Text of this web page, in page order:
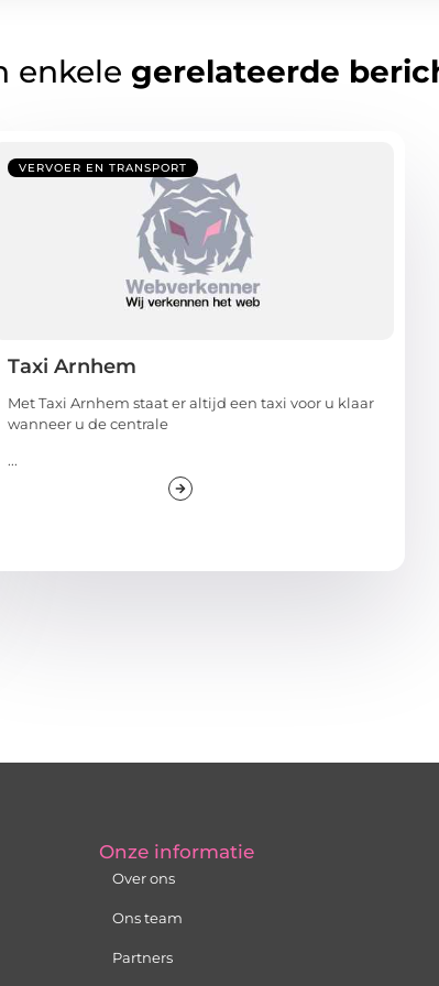
enkele gerelateerde
VERVOER EN TRANSPORT
Taxi Arnhem
Met Taxi Arnhem staat er altijd een taxi voor u klaar
wanneer u de centrale
...
Onze informatie
Over ons
Ons team
Partners